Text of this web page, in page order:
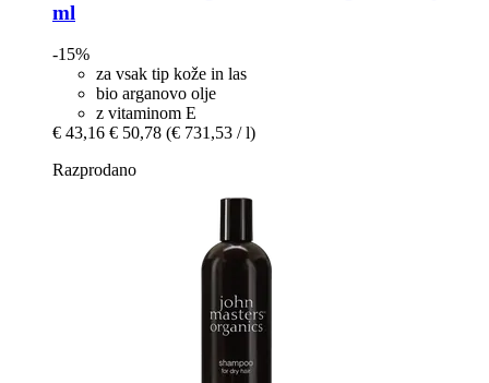
ml
-15%
za vsak tip kože in las
bio arganovo olje
z vitaminom E
€ 43,16 € 50,78 (€ 731,53 / l)
Razprodano